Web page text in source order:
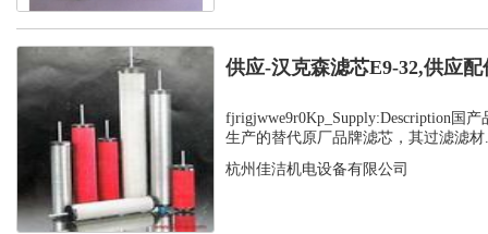
供应-汉克森滤芯E9-32,供应配
fjrigjwwe9r0Kp_Supply:Description国
生产的替代原厂品牌滤芯，其过滤滤材
杭州佳洁机电设备有限公司